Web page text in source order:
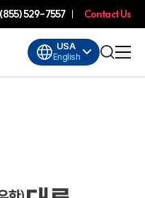
529-7557 Contact Us
USA
English